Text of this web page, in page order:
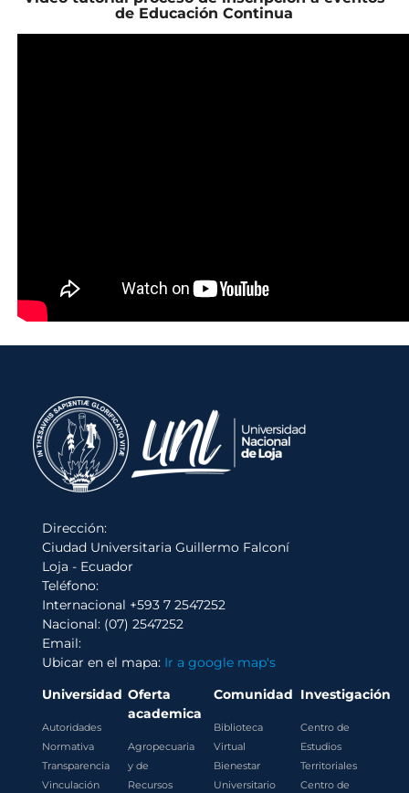
de Educación Continua
Dirección:
Ciudad Universitaria Guillermo Falconí
Loja - Ecuador
Teléfono:
Internacional +593 7 2547252
Nacional: (07) 2547252
Email:
Ubicar en el mapa: Ir a google map's
Universidad
Autoridades
Normativa
Transparencia
Vinculación
Oferta
academica
Agropecuaria
y de
Recursos
Comunidad
Biblioteca
Virtual
Bienestar
Universitario
Investigación
Centro de
Estudios
Territoriales
Centro de